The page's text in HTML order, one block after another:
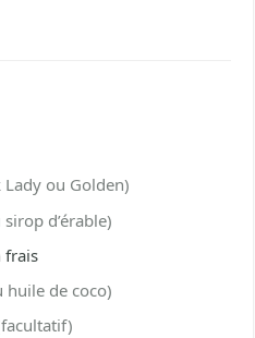
ou Golden)
d’érable)
frais
huile de coco)